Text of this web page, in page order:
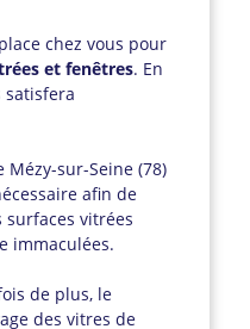
chez vous pour
et fenêtres. En
satisfera
sur-Seine (78)
afin de
vitrées
immaculées.
de plus, le
des vitres de